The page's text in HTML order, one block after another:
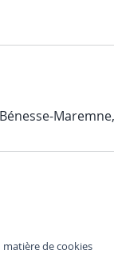
de cookies